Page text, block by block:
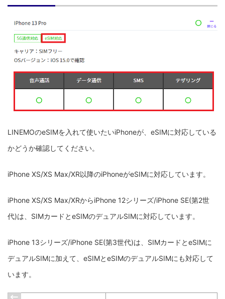
LINEMOのeSIMを入れて使いたいiPhoneが、eSIMに対応している
かどうか確認してください。
iPhone XS/XS Max/XR以降のiPhoneがeSIMに対応しています。
iPhone XS/XS Max/XRからiPhone 12シリーズ/iPhone SE(第2世
代)は、SIMカードとeSIMのデュアルSIMに対応しています。
iPhone 13シリーズ/iPhone SE(第3世代)は、SIMカードとeSIMに
デュアルSIMに加えて、eSIMとeSIMのデュアルSIMにも対応して
います。